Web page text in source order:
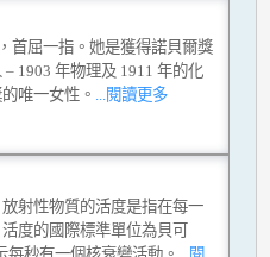
首屈一指。她是獲得諾貝爾獎
1903 年物理及 1911 年的化
唯一女性。
...閱讀更多
射性物質的活度是指在每一
度的國際標準單位為貝可